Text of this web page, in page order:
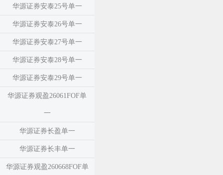
华源证券安泰25号单一
华源证券安泰26号单一
华源证券安泰27号单一
华源证券安泰28号单一
华源证券安泰29号单一
华源证券观盈26061FOF单
一
华源证券长盈单一
华源证券长丰单一
华源证券观盈260668FOF单